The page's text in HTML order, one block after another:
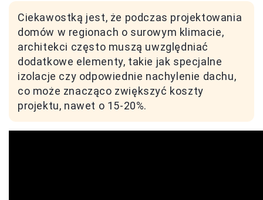
Ciekawostką jest, że podczas projektowania
domów w regionach o surowym klimacie,
architekci często muszą uwzględniać
dodatkowe elementy, takie jak specjalne
izolacje czy odpowiednie nachylenie dachu,
co może znacząco zwiększyć koszty
projektu, nawet o 15-20%.